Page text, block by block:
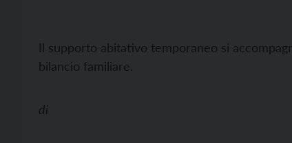
Il supporto abitativo temporaneo si
bilancio familiare.
di